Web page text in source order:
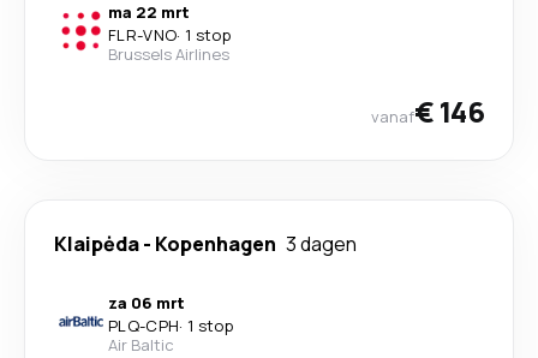
ma 22 mrt
FLR-VNO· 1 stop
Brussels Airlines
vanaf€ 146
Klaipėda- Kopenhagen 3 dagen
za 06 mrt
PLQ-CPH· 1 stop
Air Baltic